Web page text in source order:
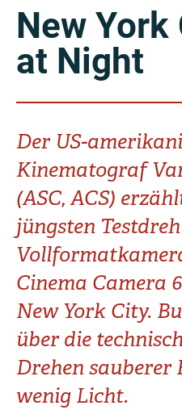
New Zealand
Russia
South Africa
Sweden
Turkey
Ukraine
United States
New York
at Night
Der US-
Kinematograf
(ASC, ACS)
jüngsten
Cinema Camera
New York City.
über die
Drehen sauberer
wenig Licht.